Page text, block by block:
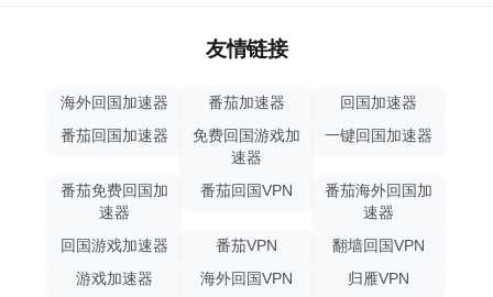
友情链接
海外回国加速器 番茄加速器
回国加速器
番茄回国加速器
免费回国游戏加
速器
一键回国加速器
番茄免费回国加
速器
番茄回国VPN
番茄海外回国加
速器
回国游戏加速器
番茄VPN
翻墙回国VPN
游戏加速器
海外回国VPN 归雁VPN